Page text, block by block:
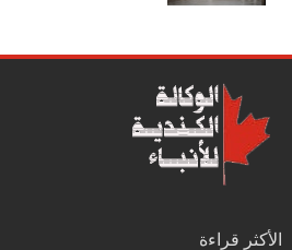
الأكثر قراءة